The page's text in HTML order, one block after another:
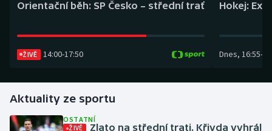
Gymnastika
Orientační běh: SP Česko – střední trať
ŽIVĚ 14:00-17:50
Hokej:
Dnes, 16:55-
Aktuality ze sportu
OSTATNÍ
ŽIVĚ
Zlato na střední trati. Křivda vyhrál